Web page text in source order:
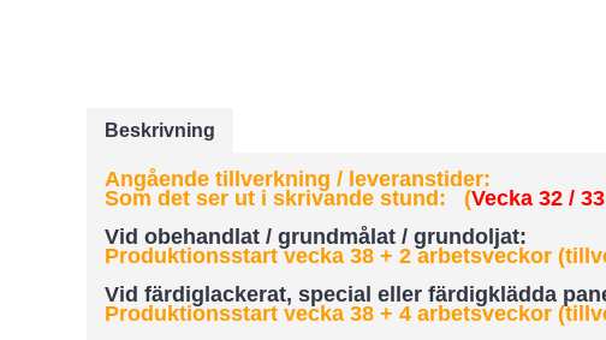
Beskrivning
Angående tillverkning / leveranstider:
Som det ser ut i skrivande stund: (Vecka 32 /
Vid obehandlat / grundmålat / grundoljat:
Produktionsstart vecka 38 + 2 arbetsveckor
Vid färdiglackerat, special eller färdigklädda
Produktionsstart vecka 38 + 4 arbetsveckor